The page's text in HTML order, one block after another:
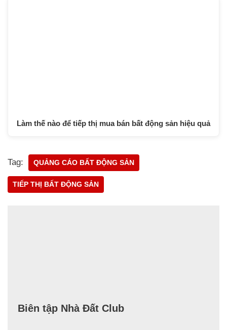
Làm thế nào để tiếp thị mua bán bất động sản hiệu quả
Tag: QUẢNG CÁO BẤT ĐỘNG SẢN
TIẾP THỊ BẤT ĐỘNG SẢN
Biên tập Nhà Đất Club